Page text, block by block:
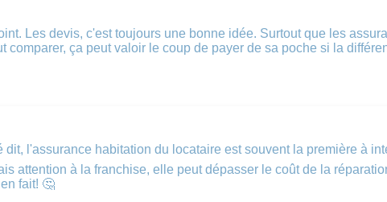
Les devis, c'est toujours une bonne idée. Surtout que les
comparer, ça peut valoir le coup de payer de sa poche si la
dit, l'assurance habitation du locataire est souvent la première à
attention à la franchise, elle peut dépasser le coût de la
fait! 🤔